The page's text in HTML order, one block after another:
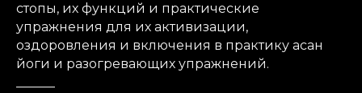
стопы, их функций и практические
упражнения для их активизации,
оздоровления и включения в практику асан
йоги и разогревающих упражнений.